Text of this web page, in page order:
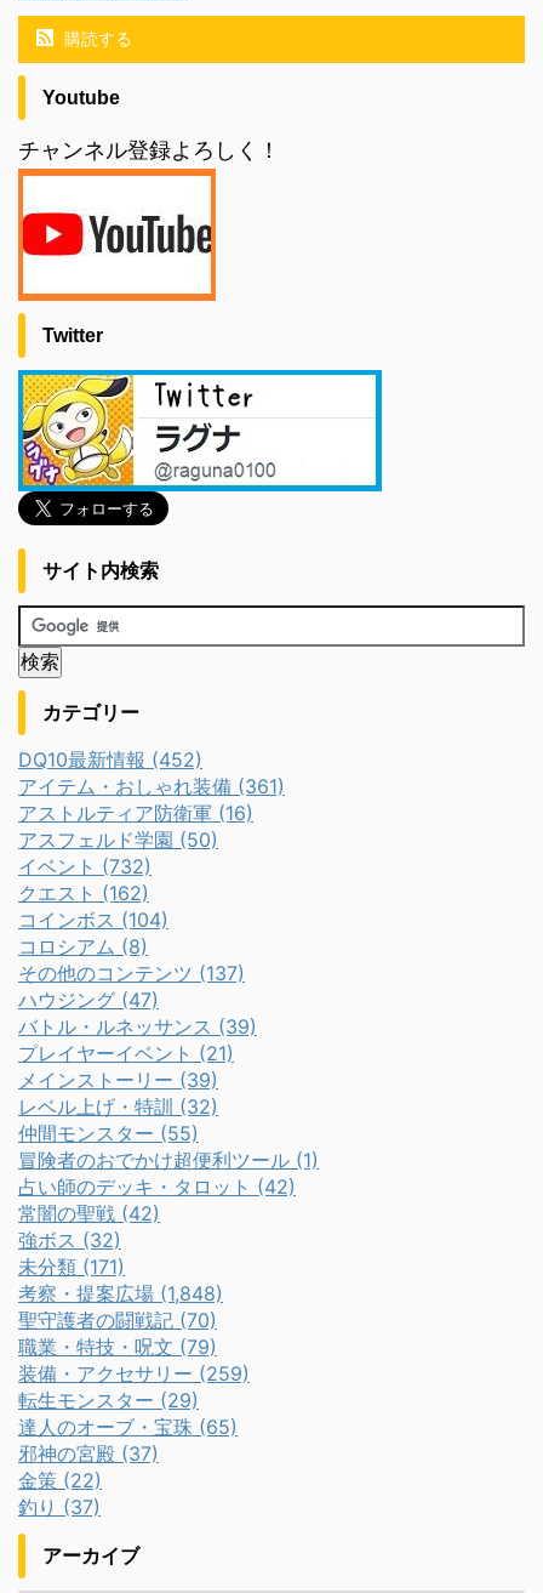
購読する
Youtube
チャンネル登録よろしく！
Twitter
サイト内検索
カテゴリー
DQ10最新情報 (452)
アイテム・おしゃれ装備 (361)
アストルティア防衛軍 (16)
アスフェルド学園 (50)
イベント (732)
クエスト (162)
コインボス (104)
コロシアム (8)
その他のコンテンツ (137)
ハウジング (47)
バトル・ルネッサンス (39)
プレイヤーイベント (21)
メインストーリー (39)
レベル上げ・特訓 (32)
仲間モンスター (55)
冒険者のおでかけ超便利ツール (1)
占い師のデッキ・タロット (42)
常闇の聖戦 (42)
強ボス (32)
未分類 (171)
考察・提案広場 (1,848)
聖守護者の闘戦記 (70)
職業・特技・呪文 (79)
装備・アクセサリー (259)
転生モンスター (29)
達人のオーブ・宝珠 (65)
邪神の宮殿 (37)
金策 (22)
釣り (37)
アーカイブ